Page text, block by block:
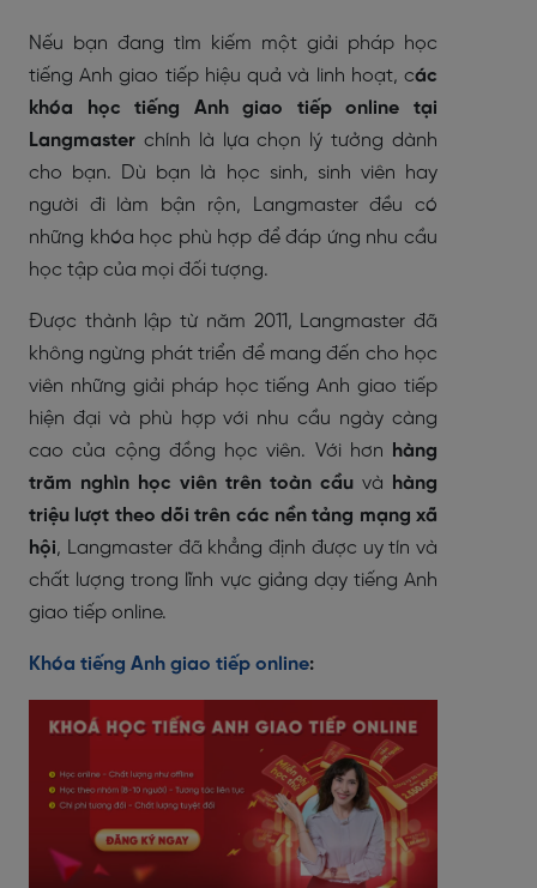
Nếu bạn đang tìm kiếm một giải pháp học
tiếng Anh giao tiếp hiệu quả và linh hoạt, các
khóa học tiếng Anh giao tiếp online tại
Langmaster chính là lựa chọn lý tưởng dành
cho bạn. Dù bạn là học sinh, sinh viên hay
người đi làm bận rộn, Langmaster đều có
những khóa học phù hợp để đáp ứng nhu cầu
học tập của mọi đối tượng.
Được thành lập từ năm 2011, Langmaster đã
không ngừng phát triển để mang đến cho học
viên những giải pháp học tiếng Anh giao tiếp
hiện đại và phù hợp với nhu cầu ngày càng
cao của cộng đồng học viên. Với hơn
hàng
trăm nghìn học viên trên toàn cầu và
hàng
triệu lượt theo dõi trên các nền tảng mạng xã
hội, Langmaster đã khẳng định được uy tín và
chất lượng trong lĩnh vực giảng dạy tiếng Anh
giao tiếp online.
Khóa tiếng Anh giao tiếp online: